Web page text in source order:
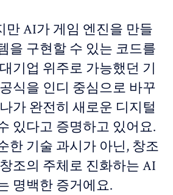
만 AI가 게임 엔진을 만들
을 구현할 수 있는 코드를
기업 위주로 가능했던 기
식을 인디 중심으로 바꾸
가 완전히 새로운 디지털
있다고 증명하고 있어요.
한 기술 과시가 아닌, 창조
조의 주체로 진화하는 AI
명백한 증거에요.